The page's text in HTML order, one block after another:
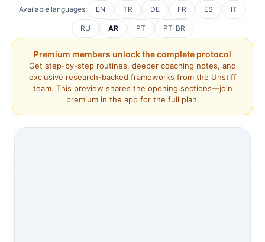
Available languages: EN TR DE FR ES IT
RU AR PT PT-BR
Premium members unlock the complete protocol
Get step-by-step routines, deeper coaching notes, and
exclusive research-backed frameworks from the Unstiff
team. This preview shares the opening sections—join
premium in the app for the full plan.